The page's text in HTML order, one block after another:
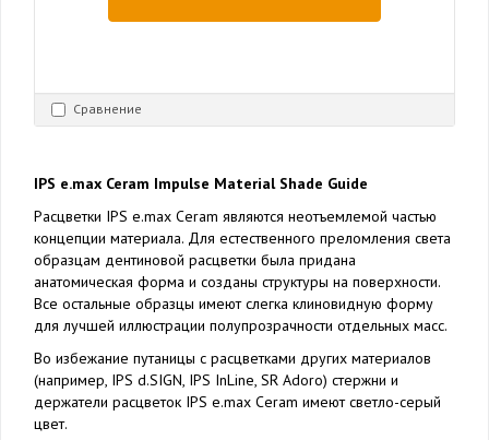
Сравнение
IPS e.max Ceram Impulse Material Shade Guide
Расцветки IPS e.max Ceram являются неотъемлемой частью
концепции материала. Для естественного преломления света
образцам дентиновой расцветки была придана
анатомическая форма и созданы структуры на поверхности.
Все остальные образцы имеют слегка клиновидную форму
для лучшей иллюстрации полупрозрачности отдельных масс.
Во избежание путаницы с расцветками других материалов
(например, IPS d.SIGN, IPS InLine, SR Adoro) стержни и
держатели расцветок IPS e.max Ceram имеют светло-серый
цвет.